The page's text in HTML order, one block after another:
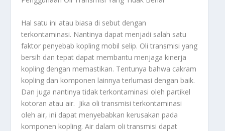
Hal satu ini atau biasa di sebut dengan
terkontaminasi. Nantinya dapat menjadi salah satu
faktor penyebab kopling mobil selip. Oli transmisi yang
bersih dan tepat dapat membantu menjaga kinerja
kopling dengan memastikan. Tentunya bahwa cakram
kopling dan komponen lainnya terlumasi dengan baik.
Dan juga nantinya tidak terkontaminasi oleh partikel
kotoran atau air. Jika oli transmisi terkontaminasi
oleh air, ini dapat menyebabkan kerusakan pada
komponen kopling. Air dalam oli transmisi dapat